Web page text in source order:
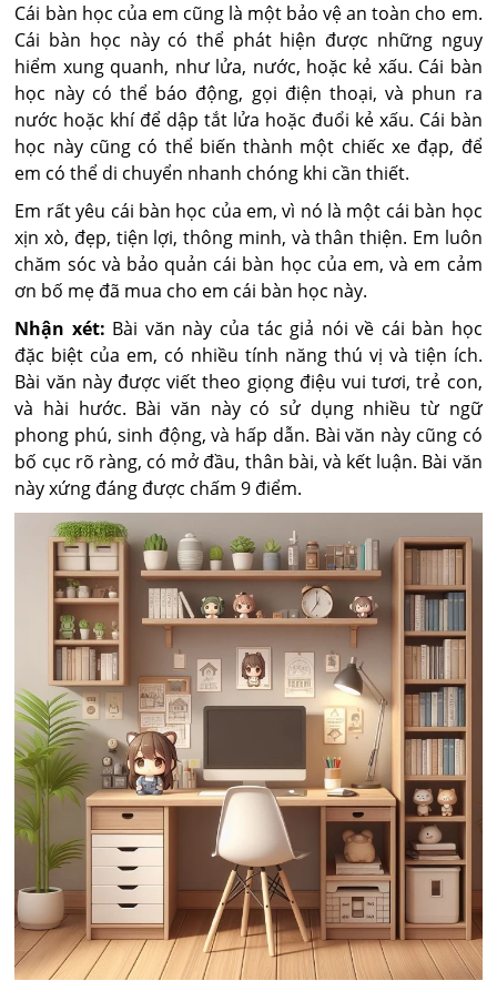
Cái bàn học của em cũng là một bảo vệ an toàn cho em.
Cái bàn học này có thể phát hiện được những nguy
hiểm xung quanh, như lửa, nước, hoặc kẻ xấu. Cái bàn
học này có thể báo động, gọi điện thoại, và phun ra
nước hoặc khí để dập tắt lửa hoặc đuổi kẻ xấu. Cái bàn
học này cũng có thể biến thành một chiếc xe đạp, để
em có thể di chuyển nhanh chóng khi cần thiết.
Em rất yêu cái bàn học của em, vì nó là một cái bàn học
xịn xò, đẹp, tiện lợi, thông minh, và thân thiện. Em luôn
chăm sóc và bảo quản cái bàn học của em, và em cảm
ơn bố mẹ đã mua cho em cái bàn học này.
Nhận xét: Bài văn này của tác giả nói về cái bàn học
đặc biệt của em, có nhiều tính năng thú vị và tiện ích.
Bài văn này được viết theo giọng điệu vui tươi, trẻ con,
và hài hước. Bài văn này có sử dụng nhiều từ ngữ
phong phú, sinh động, và hấp dẫn. Bài văn này cũng có
bố cục rõ ràng, có mở đầu, thân bài, và kết luận. Bài văn
này xứng đáng được chấm 9 điểm.